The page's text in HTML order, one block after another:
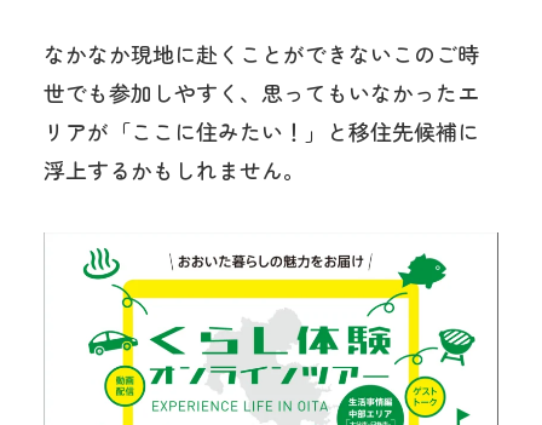
なかなか現地に赴くことができないこのご時
世でも参加しやすく、思ってもいなかったエ
リアが「ここに住みたい！」と移住先候補に
浮上するかもしれません。